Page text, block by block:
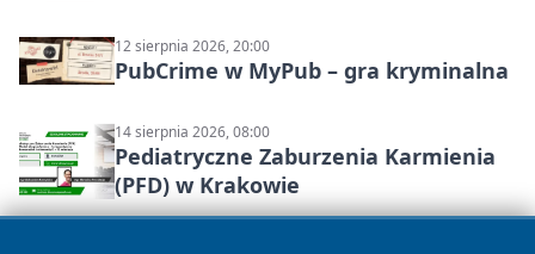
12 sierpnia 2026, 20:00
PubCrime w MyPub – gra kryminalna
14 sierpnia 2026, 08:00
Pediatryczne Zaburzenia Karmienia
(PFD) w Krakowie